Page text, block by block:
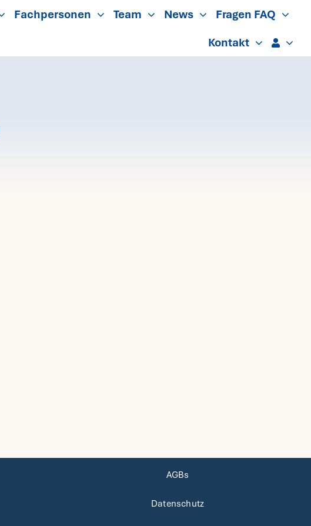
Fachpersonen Team News
Fragen FAQ
Kontakt
AGBs
Datenschutz